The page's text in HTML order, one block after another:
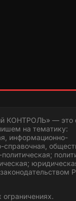
КОНТРОЛЬ» — это
на тематику:
информационно-
справочная,